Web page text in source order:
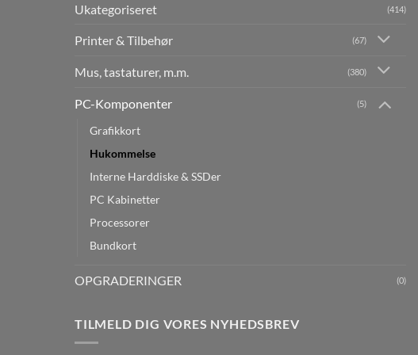
Ukategoriseret (414)
Printer & Tilbehør (67)
Mus, tastaturer, m.m. (380)
PC-Komponenter (5)
Grafikkort
Hukommelse
Interne Harddiske & SSDer
PC Kabinetter
Processorer
Bundkort
OPGRADERINGER (0)
TILMELD DIG VORES NYHEDSBREV